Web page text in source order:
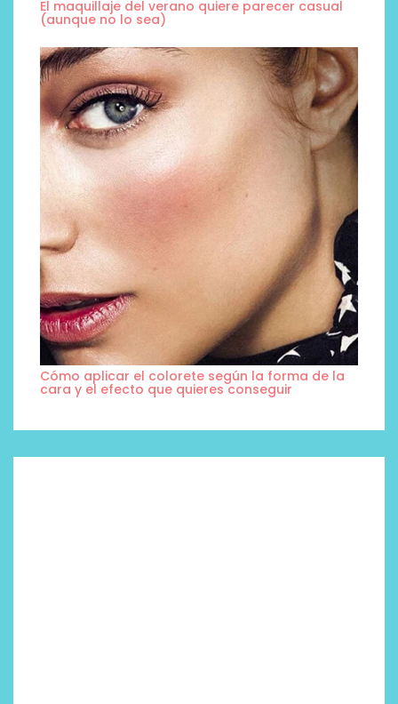
El maquillaje del verano quiere parecer casual
(aunque no lo sea)
Cómo aplicar el colorete según la forma de la
cara y el efecto que quieres conseguir